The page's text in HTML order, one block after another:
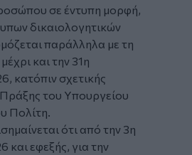
σε έντυπη μορφή,
δικαιολογητικών
παράλληλα με τη
και την 31η
κατόπιν σχετικής
του Υπουργείου
Πολίτη.
ότι από την 3η
και εφεξής, για την